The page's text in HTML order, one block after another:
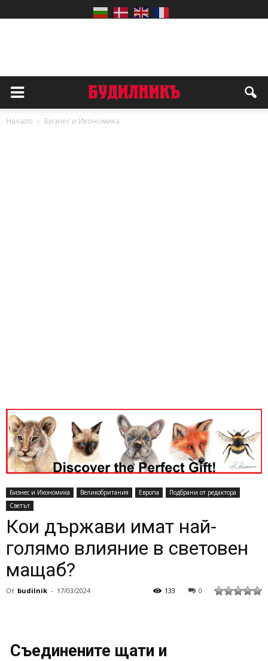
Начало Бизнес и Икономика
Бизнес и Икономика Великобритания Европа
Подбрани от редактора
Светът
Кои държави имат най-
голямо влияние в световен
мащаб?
От budilnik - 17/03/2024 0
133
Съединените щати и